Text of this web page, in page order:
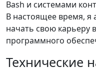
Bash и системами
В настоящее время, я
начать свою карьеру
программного
Технические